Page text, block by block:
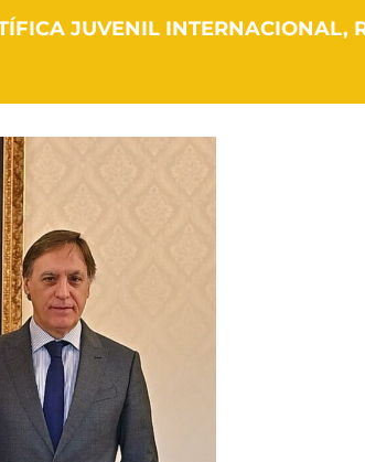
JUVENIL INTERNACIONAL,